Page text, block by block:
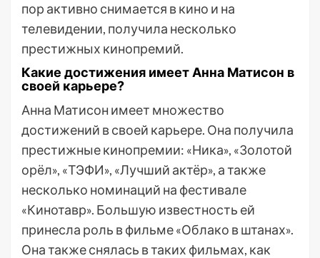
пор активно снимается в кино и на
телевидении, получила несколько
престижных кинопремий.
Какие достижения имеет Анна Матисон в
своей карьере?
Анна Матисон имеет множество
достижений в своей карьере. Она получила
престижные кинопремии: «Ника», «Золотой
орёл», «ТЭФИ», «Лучший актёр», а также
несколько номинаций на фестивале
«Кинотавр». Большую известность ей
принесла роль в фильме «Облако в штанах».
Она также снялась в таких фильмах, как